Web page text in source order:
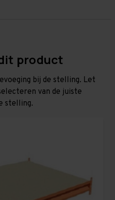
product
bij de stelling. Let
van de juiste
stelling.